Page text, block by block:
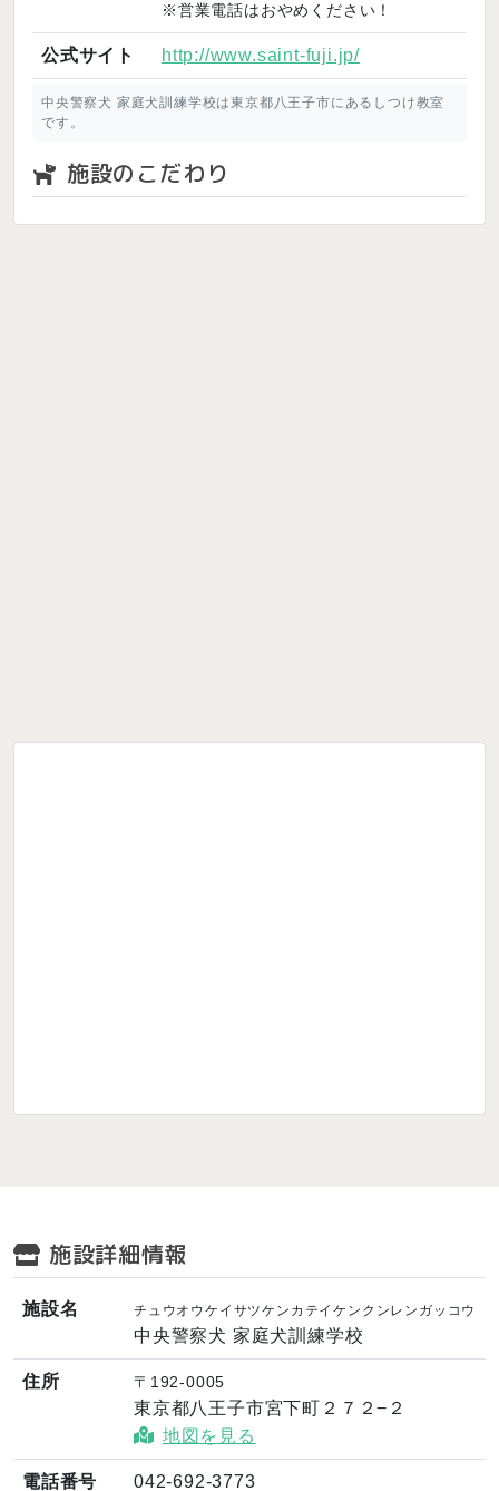
※営業電話はおやめください！
公式サイト http://www.saint-fuji.jp/
中央警察犬 家庭犬訓練学校は東京都八王子市にあるしつけ教室
です。
施設のこだわり
施設詳細情報
施設名 チュウオウケイサツケンカテイケンクンレンガッコウ
中央警察犬 家庭犬訓練学校
住所 〒192-0005
東京都八王子市宮下町２７２−２
地図を見る
電話番号 042-692-3773